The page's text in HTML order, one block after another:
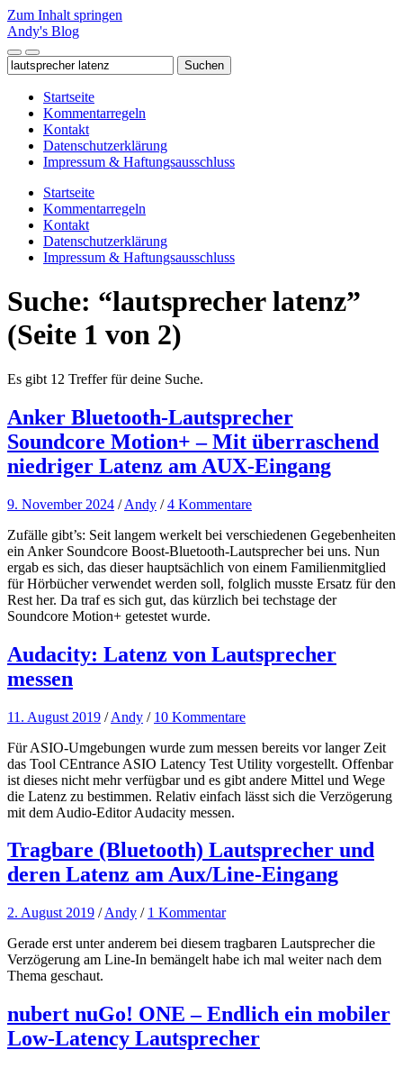
Zum Inhalt springen
Andy's Blog
Mobile-
Menü
Suchfeld
ein-/ausblenden
Suchen
nach:
Startseite
Kommentarregeln
Kontakt
Datenschutzerklärung
Impressum & Haftungsausschluss
Startseite
Kommentarregeln
Kontakt
Datenschutzerklärung
Impressum & Haftungsausschluss
Suche: “lautsprecher latenz”
(Seite 1 von 2)
Es gibt 12 Treffer für deine Suche.
Anker Bluetooth-Lautsprecher
Soundcore Motion+ – Mit überraschend
niedriger Latenz am AUX-Eingang
9. November 2024 /Andy /4 Kommentare
Zufälle gibt’s: Seit langem werkelt bei verschiedenen Gegebenheiten
ein Anker Soundcore Boost-Bluetooth-Lautsprecher bei uns. Nun
ergab es sich, das dieser hauptsächlich von einem Familienmitglied
für Hörbücher verwendet werden soll, folglich musste Ersatz für den
Rest her. Da traf es sich gut, das kürzlich bei techstage der
Soundcore Motion+ getestet wurde.
Audacity: Latenz von Lautsprecher
messen
11. August 2019 /Andy / 10 Kommentare
Für ASIO-Umgebungen wurde zum messen bereits vor langer Zeit
das Tool CEntrance ASIO Latency Test Utility vorgestellt. Offenbar
ist dieses nicht mehr verfügbar und es gibt andere Mittel und Wege
die Latenz zu bestimmen. Relativ einfach lässt sich die Verzögerung
mit dem Audio-Editor Audacity messen.
Tragbare (Bluetooth) Lautsprecher und
deren Latenz am Aux/Line-Eingang
2. August 2019 /Andy / 1 Kommentar
Gerade erst unter anderem bei diesem tragbaren Lautsprecher die
Verzögerung am Line-In bemängelt habe ich mal weiter nach dem
Thema geschaut.
nubert nuGo! ONE – Endlich ein mobiler
Low-Latency Lautsprecher